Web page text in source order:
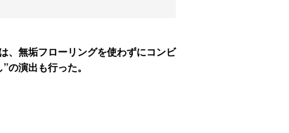
、無垢フローリングを使わずにコンビ
演出も行った。